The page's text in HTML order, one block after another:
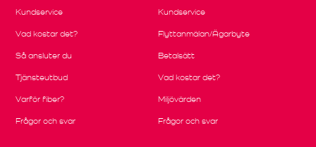
Kundservice
Vad kostar det?
Så ansluter du
Tjänsteutbud
Varför fiber?
Frågor och svar
Kundservice
Flyttanmälan/Ägarbyte
Betalsätt
Vad kostar det?
Miljövärden
Frågor och svar